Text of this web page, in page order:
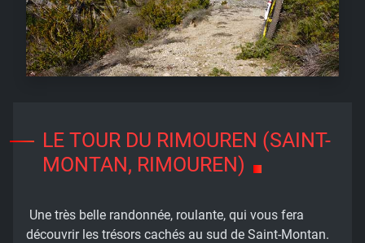
LE TOUR DU RIMOUREN (SAINT-
MONTAN, RIMOUREN)
Une très belle randonnée, roulante, qui vous fera
découvrir les trésors cachés au sud de Saint-Montan.